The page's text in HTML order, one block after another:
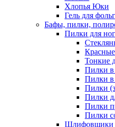
Хлопья Юки
Гель для
Бафы, пилки,
Пилки для
Красные
Тонкие
Пилки в
Пилки в
Пилки
Пилки
Пилки
Пилки
Шлифовщики